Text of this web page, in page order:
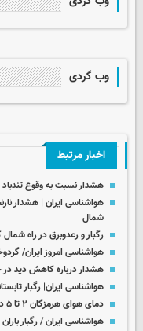
وب گردی
اخبار مرتبط
هشدار نسبت به وقوع تندباد
شمال
رگبار و رعدوبرق در راه
هواشناسی امروز ایران/
هشدار درباره کاهش دید
هواشناسی ایران| رگبار
دمای هوای هرمزگان ۲ تا ۵ درجه افزایش می‌یابد
هواشناسی ایران / رگبار باران و